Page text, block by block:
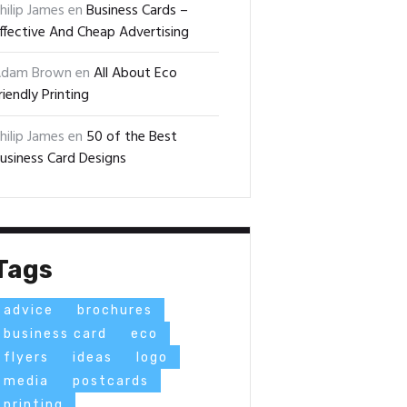
JamesenBusiness Cards –
And Cheap Advertising
BrownenAll About Eco
Printing
Jamesen 50 of the Best
Card Designs
advice
brochures
business card
eco
flyers
ideas
logo
media
postcards